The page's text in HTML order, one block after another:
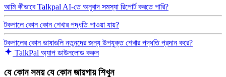
আমি কীভাবে Talkpal AI-তে অনুবাদ সমস্যা রিপোর্ট করতে পারি?
টকপালে কোন কোন শেখার পদ্ধতি পাওয়া যায়?
টকপালের কোন ভাষাগুলি নতুনদের জন্য উপযুক্ত শেখার পদ্ধতি প্রদান করে?
TalkPal অ্যাপ ডাউনলোড করুন
যে কোন সময় যে কোন জায়গায় শিখুন